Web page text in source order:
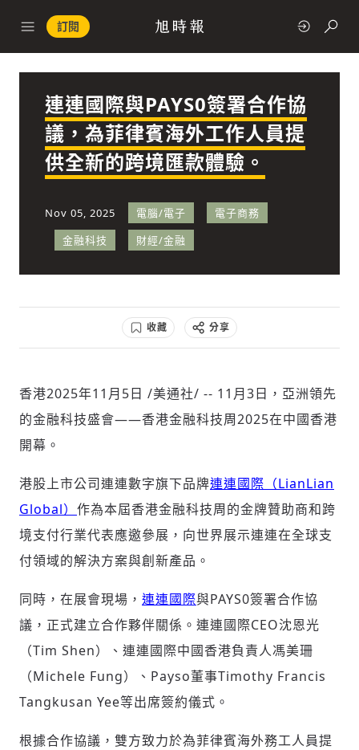
訂閱
快速連結
政治
經濟
科技
社會
人文
連連國際與PAYS0簽署合作協
議，為菲律賓海外工作人員提
供全新的跨境匯款體驗。
Nov 05, 2025 電腦/電子
電子商務
金融科技
財經/金融
收藏 分享
香港2025年11月5日 /美通社/ -- 11月3日，亞洲領先
的金融科技盛會——香港金融科技周2025在中國香港
開幕。
港股上市公司連連數字旗下品牌連連國際（LianLian
Global） 作為本屆香港金融科技周的金牌贊助商和跨
境支付行業代表應邀參展，向世界展示連連在全球支
付領域的解決方案與創新產品。
同時，在展會現場， 連連國際與PAYS0簽署合作協
議，正式建立合作夥伴關係。連連國際CEO沈恩光
（Tim Shen）、連連國際中國香港負責人馮美珊
（Michele Fung）、Payso董事Timothy Francis
Tangkusan Yee等出席簽約儀式。
根據合作協議，雙方致力於為菲律賓海外務工人員提